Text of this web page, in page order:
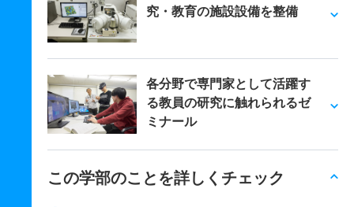
究・教育の施設設備を整備
各分野で専門家として活躍す
る教員の研究に触れられるゼ
ミナール
この学部のことを詳しくチェック